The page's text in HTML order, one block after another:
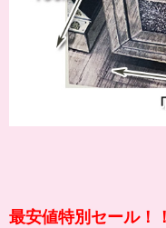
最安値特別セール！！